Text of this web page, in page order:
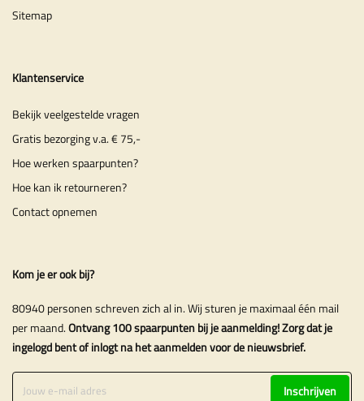
Sitemap
Klantenservice
Bekijk veelgestelde vragen
Gratis bezorging v.a. € 75,-
Hoe werken spaarpunten?
Hoe kan ik retourneren?
Contact opnemen
Kom je er ook bij?
80940 personen schreven zich al in. Wij sturen je maximaal één mail
per maand.Ontvang 100 spaarpunten bij je aanmelding! Zorg dat je
ingelogd bent of inlogt na het aanmelden voor de nieuwsbrief.
Inschrijven